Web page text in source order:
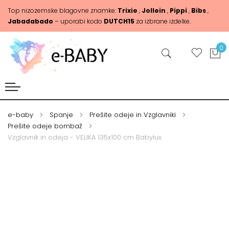
Top nizozemske blagovne znamke: Trixie , Jollein , Pippi, Bibs,
Jabadabado – uporabi kodo DUTCH15 za izbrane izdelke.
0
e-baby Spanje
Prešite odeje in Vzglavniki
Prešite odeje bombaž
Vzglavnik in odeja - VELIKA 135x100 cm Babylux